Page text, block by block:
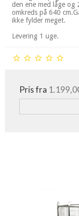
den ene med låge og
omkreds på 640
ikke fylder meget.
Levering 1 uge.
Pris fra